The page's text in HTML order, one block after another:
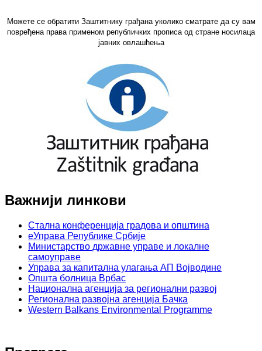
Можете се обратити Заштитнику грађана уколико сматрате да су вам
повређена права применом републичких прописа од стране носилаца
јавних овлашћења
Важнији линкови
Стална конференција градова и општина
еУправа Републике Србије
Министарство државне управе и локалне
самоуправе
Управа за капитална улагања АП Војводине
Општа болница Врбас
Национална агенција за регионални развој
Регионална развојна агенција Бачка
Western Balkans Environmental Programme